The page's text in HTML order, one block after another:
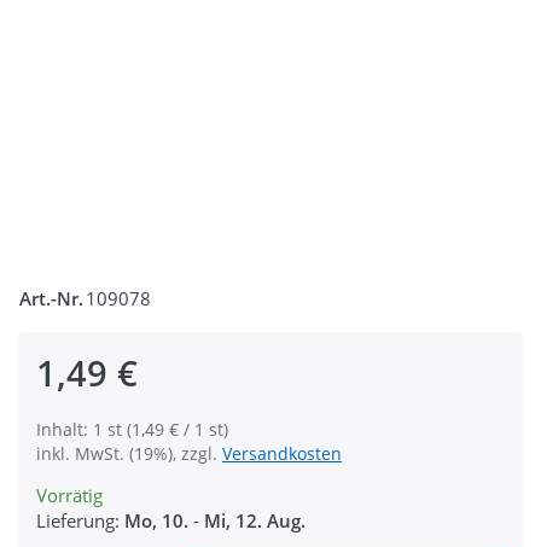
Art.-Nr. 109078
1,49 €
Inhalt: 1 st (1,49 € / 1 st)
inkl. MwSt. (19%), zzgl. Versandkosten
Vorrätig
Lieferung: Mo, 10. - Mi, 12. Aug.